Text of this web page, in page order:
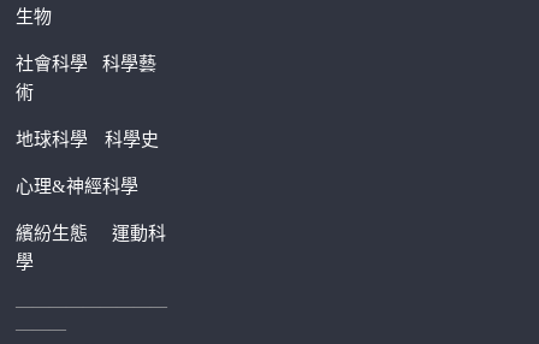
生物
社會科學科學藝
術
地球科學 科學史
心理&神經科學
繽紛生態運動科
學
—————————
———